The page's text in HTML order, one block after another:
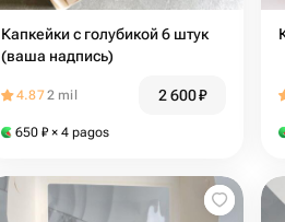
Капкейки с голубикой 6 штук
(ваша надпись)
4.872 mil 2 600₽
650 ₽ × 4 pagos